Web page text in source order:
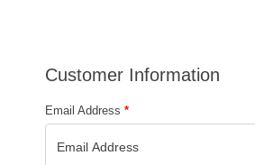
Customer Information
Email Address *